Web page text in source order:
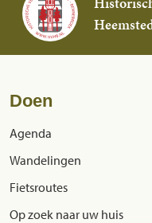
Doen
Agenda
Wandelingen
Fietsroutes
Op zoek naar uw huis